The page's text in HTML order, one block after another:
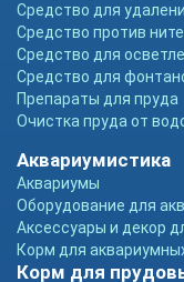
Средство для
Средство против
Средство для
Средство для
Препараты для пруда
Очистка пруда от
Аквариумистика
Аквариумы
Оборудование для
Аксессуары и декор
Корм для
Корм для